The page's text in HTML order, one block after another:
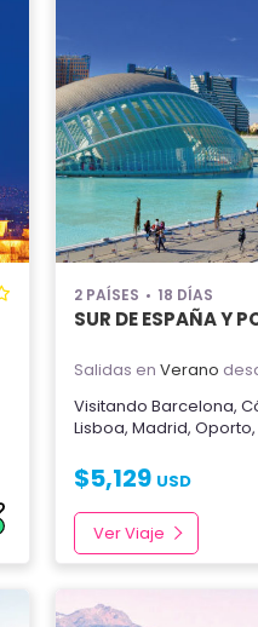
2 PAÍSES 18 DÍAS
SUR DE ESPAÑA Y
Salidas en Verano
Visitando Barcelona,
Lisboa, Madrid, Oporto,
$5,129 USD
Ver Viaje